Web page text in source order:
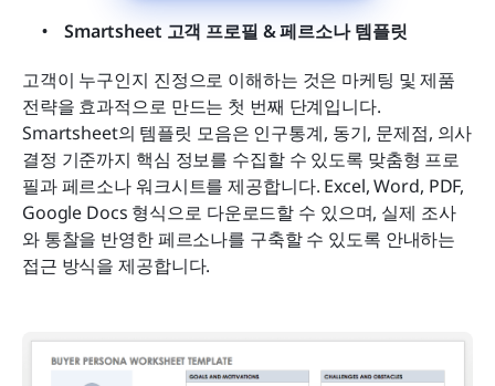
Smartsheet 고객 프로필 & 페르소나 템플릿
고객이 누구인지 진정으로 이해하는 것은 마케팅 및 제품
전략을 효과적으로 만드는 첫 번째 단계입니다.
Smartsheet의 템플릿 모음은 인구통계, 동기, 문제점, 의사
결정 기준까지 핵심 정보를 수집할 수 있도록 맞춤형 프로
필과 페르소나 워크시트를 제공합니다. Excel, Word, PDF,
Google Docs 형식으로 다운로드할 수 있으며, 실제 조사
와 통찰을 반영한 페르소나를 구축할 수 있도록 안내하는
접근 방식을 제공합니다.